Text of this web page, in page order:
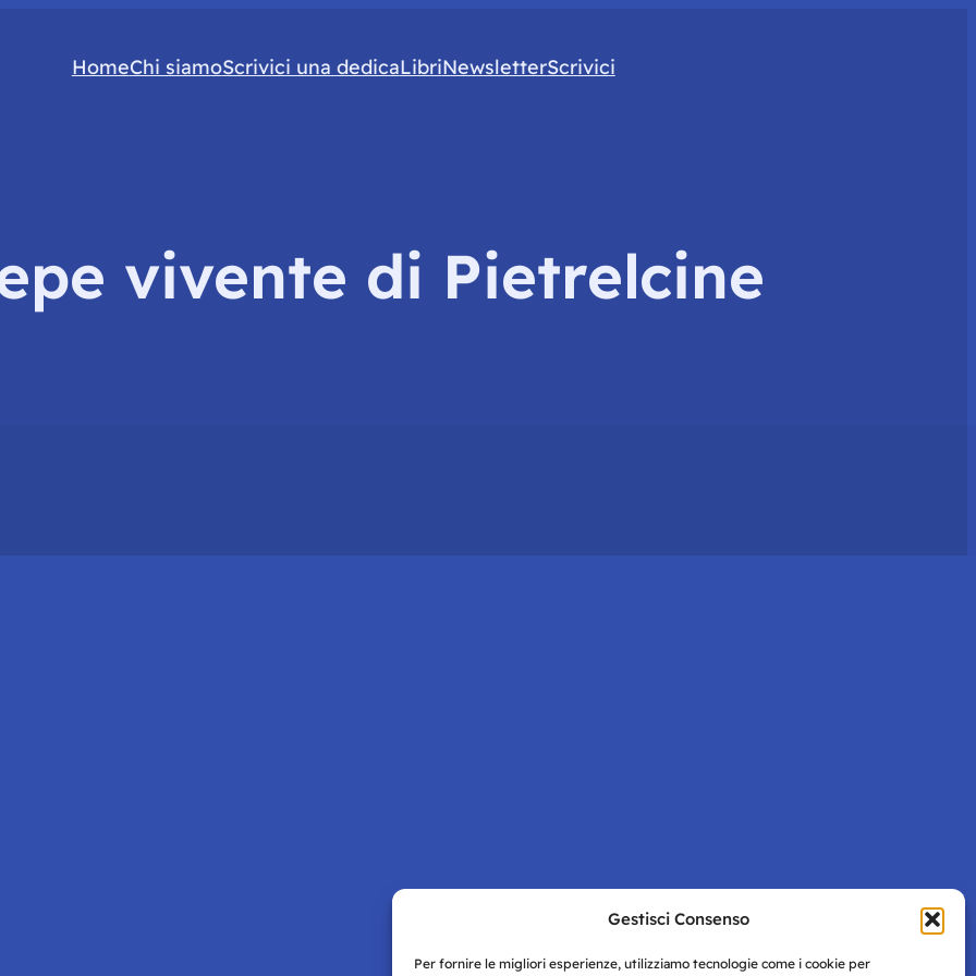
Gestisci Consenso
Per fornire le migliori esperienze, utilizziamo tecnologie come i cookie per
HomeChi siamoScrivici una dedicaLibriNewsletterScrivici
vivente di Pietrelcine